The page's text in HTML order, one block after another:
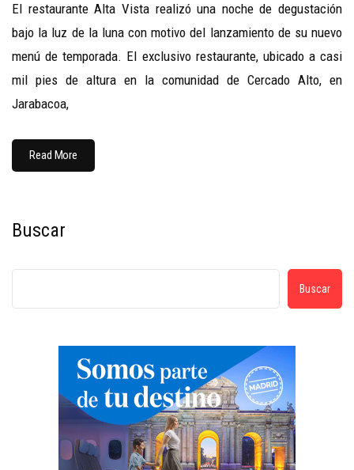
El restaurante Alta Vista realizó una noche de degustación
bajo la luz de la luna con motivo del lanzamiento de su nuevo
menú de temporada. El exclusivo restaurante, ubicado a casi
mil pies de altura en la comunidad de Cercado Alto, en
Jarabacoa,
Read More
Buscar
Buscar